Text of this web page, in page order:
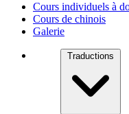
Cours individuels à
Cours de chinois
Galerie
Traductions